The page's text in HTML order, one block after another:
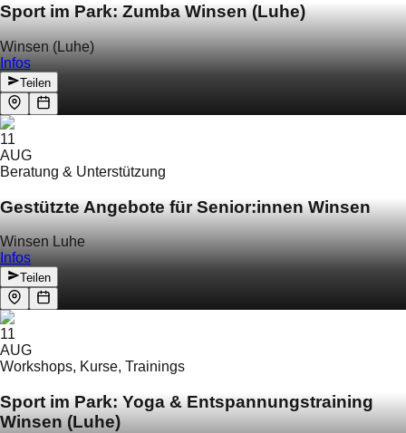
Sport im Park: Zumba Winsen (Luhe)
Winsen (Luhe)
Infos
Teilen
11
AUG
Beratung & Unterstützung
Gestützte Angebote für Senior:innen Winsen
Winsen Luhe
Infos
Teilen
11
AUG
Workshops, Kurse, Trainings
Sport im Park: Yoga & Entspannungstraining
Winsen (Luhe)